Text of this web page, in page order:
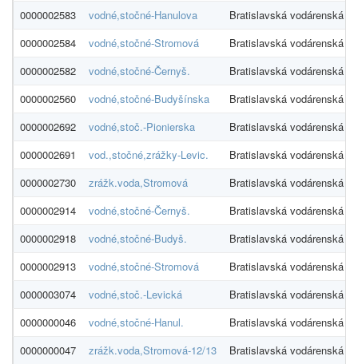
0000002583
vodné,stočné-Hanulova
Bratislavská vodárenská
0000002584
vodné,stočné-Stromová
Bratislavská vodárenská
0000002582
vodné,stočné-Černyš.
Bratislavská vodárenská
0000002560
vodné,stočné-Budyšínska
Bratislavská vodárenská
0000002692
vodné,stoč.-Pionierska
Bratislavská vodárenská
0000002691
vod.,stočné,zrážky-Levic.
Bratislavská vodárenská
0000002730
zrážk.voda,Stromová
Bratislavská vodárenská
0000002914
vodné,stočné-Černyš.
Bratislavská vodárenská
0000002918
vodné,stočné-Budyš.
Bratislavská vodárenská
0000002913
vodné,stočné-Stromová
Bratislavská vodárenská
0000003074
vodné,stoč.-Levická
Bratislavská vodárenská
0000000046
vodné,stočné-Hanul.
Bratislavská vodárenská
0000000047
zrážk.voda,Stromová-12/13 Bratislavská vodárenská